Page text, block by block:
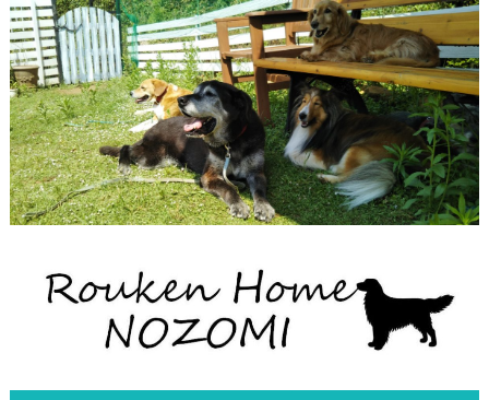
コ
ン
テ
ン
ツ
へ
ス
キ
ッ
プ
老犬ホーム のぞみ